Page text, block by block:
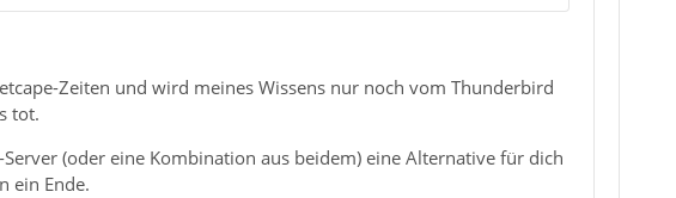
Zeiten und wird meines Wissens nur noch vom Thunderbird
tot.
(oder eine Kombination aus beidem) eine Alternative für dich
ein Ende.